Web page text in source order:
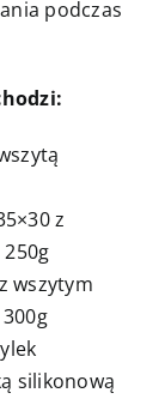
podczas
z
wszytym
silikonową